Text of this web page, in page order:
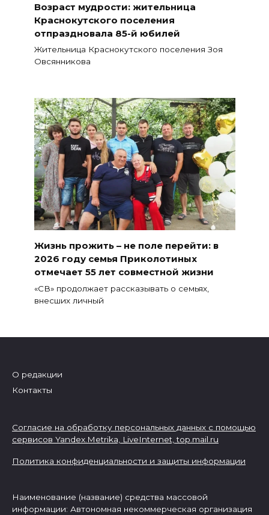
Возраст мудрости: жительница
Краснокутского поселения
отпраздновала 85-й юбилей
Жительница Краснокутского поселения Зоя
Овсянникова
Жизнь прожить – не поле перейти: в
2026 году семья Приколотиных
отмечает 55 лет совместной жизни
«СВ» продолжает рассказывать о семьях,
внесших личный
О редакции
Контакты
Согласие на обработку персональных данных с помощью
сервисов Yandex.Metrika, LiveInternet,top.mail.ru
Политика конфиденциальности и защиты информации
Наименование (название) средства массовой
информации: Автономная некоммерческая организация